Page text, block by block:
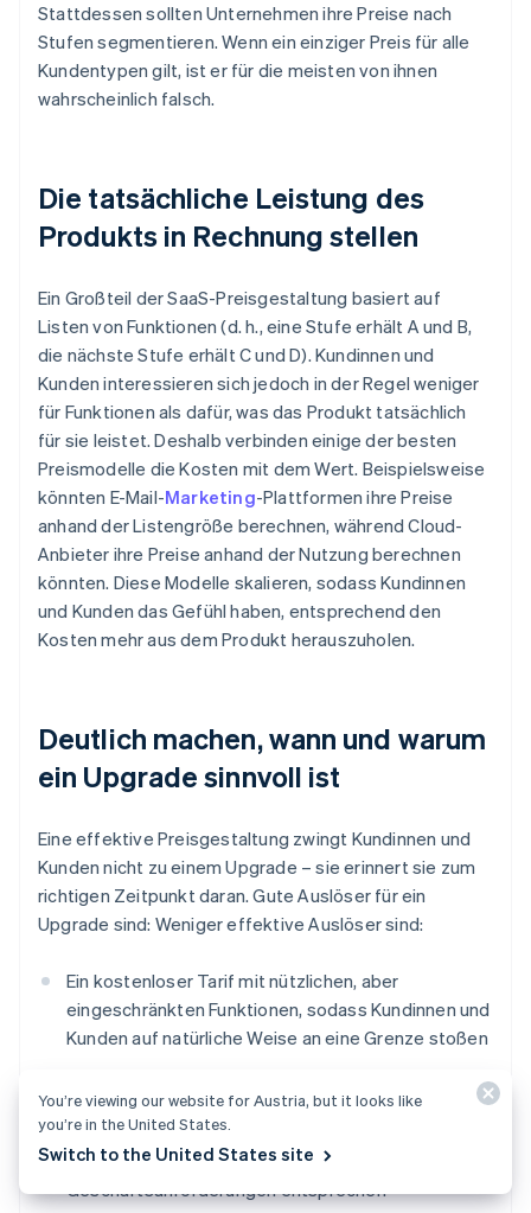
Stattdessen sollten Unternehmen ihre Preise nach
Stufen segmentieren. Wenn ein einziger Preis für alle
Kundentypen gilt, ist er für die meisten von ihnen
wahrscheinlich falsch.
Die tatsächliche Leistung des
Produkts in Rechnung stellen
Ein Großteil der SaaS-Preisgestaltung basiert auf
Listen von Funktionen (d. h., eine Stufe erhält A und B,
die nächste Stufe erhält C und D). Kundinnen und
Kunden interessieren sich jedoch in der Regel weniger
für Funktionen als dafür, was das Produkt tatsächlich
für sie leistet. Deshalb verbinden einige der besten
Preismodelle die Kosten mit dem Wert. Beispielsweise
könnten E-Mail-Marketing-Plattformen ihre Preise
anhand der Listengröße berechnen, während Cloud-
Anbieter ihre Preise anhand der Nutzung berechnen
könnten. Diese Modelle skalieren, sodass Kundinnen
und Kunden das Gefühl haben, entsprechend den
Kosten mehr aus dem Produkt herauszuholen.
Deutlich machen, wann und warum
ein Upgrade sinnvoll ist
Eine effektive Preisgestaltung zwingt Kundinnen und
Kunden nicht zu einem Upgrade – sie erinnert sie zum
richtigen Zeitpunkt daran. Gute Auslöser für ein
Upgrade sind: Weniger effektive Auslöser sind:
Ein kostenloser Tarif mit nützlichen, aber
eingeschränkten Funktionen, sodass Kundinnen und
Kunden auf natürliche Weise an eine Grenze stoßen
steigenden Kundenbedürfnissen skaliert
Freischaltung von Funktionen, die den tatsächlichen
Geschäftsanforderungen entsprechen
You’re viewing our website for Austria, but it looks like
you’re in the United States.
Switch to the United States site